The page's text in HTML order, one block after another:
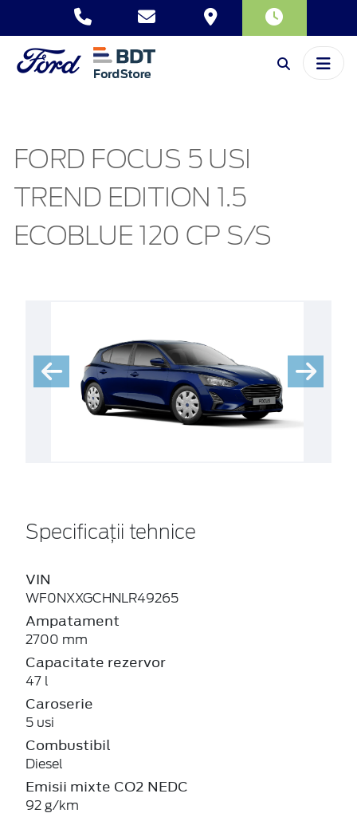
FORD FOCUS 5 USI
TREND EDITION 1.5
ECOBLUE 120 CP S/S
Specificații tehnice
VIN
WF0NXXGCHNLR49265
Ampatament
2700 mm
Capacitate rezervor
47 l
Caroserie
5 usi
Combustibil
Diesel
Emisii mixte CO2 NEDC
92 g/km